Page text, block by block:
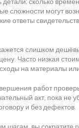
сложности могут
ответы
слишком
Часто низкая
на материалы
работ
акт, пока не
и без дефектов.
шагам, вы сократите